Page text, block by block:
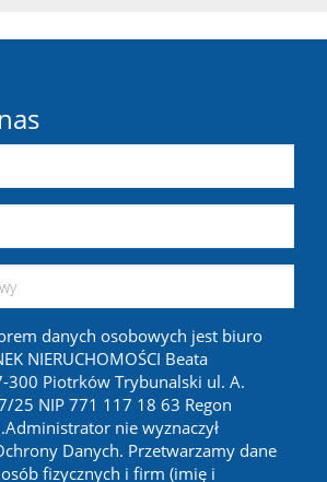
danych osobowych jest biuro
NIERUCHOMOŚCI Beata
300 Piotrków Trybunalski ul. A.
25 NIP 771 117 18 63 Regon
nie wyznaczył
Danych. Przetwarzamy dane
fizycznych i firm (imię i